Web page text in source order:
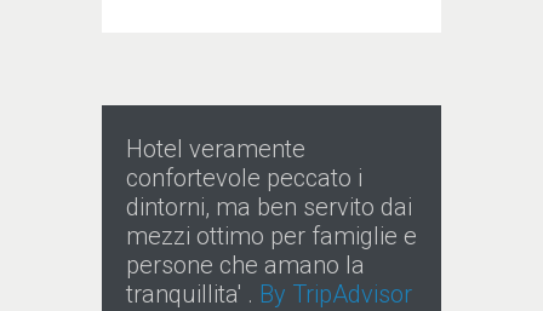
Hotel veramente
confortevole peccato i
dintorni, ma ben servito dai
mezzi ottimo per famiglie e
persone che amano la
tranquillita' . By TripAdvisor